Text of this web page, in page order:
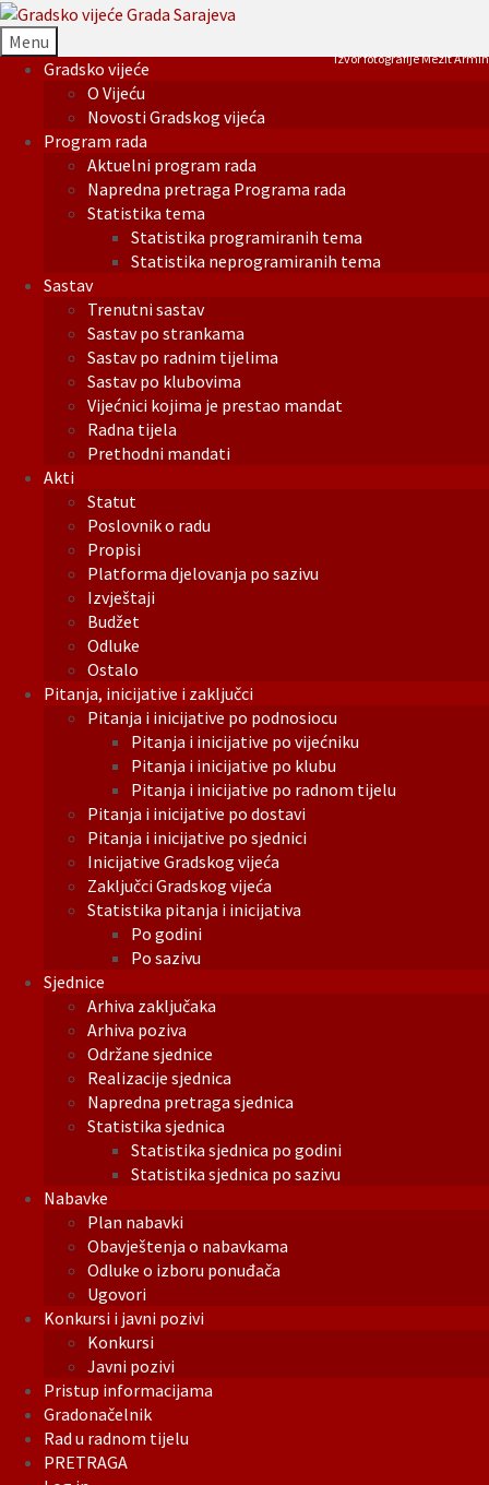
Menu
Gradsko vijeće
O Vijeću
Novosti Gradskog vijeća
Program rada
Aktuelni program rada
Napredna pretraga Programa rada
Statistika tema
Statistika programiranih tema
Statistika neprogramiranih tema
Sastav
Trenutni sastav
Sastav po strankama
Sastav po radnim tijelima
Sastav po klubovima
Vijećnici kojima je prestao mandat
Radna tijela
Prethodni mandati
Akti
Statut
Poslovnik o radu
Propisi
Platforma djelovanja po sazivu
Izvještaji
Budžet
Odluke
Ostalo
Pitanja, inicijative i zaključci
Pitanja i inicijative po podnosiocu
Pitanja i inicijative po vijećniku
Pitanja i inicijative po klubu
Pitanja i inicijative po radnom tijelu
Pitanja i inicijative po dostavi
Pitanja i inicijative po sjednici
Inicijative Gradskog vijeća
Zaključci Gradskog vijeća
Statistika pitanja i inicijativa
Po godini
Po sazivu
Sjednice
Arhiva zaključaka
Arhiva poziva
Održane sjednice
Realizacije sjednica
Napredna pretraga sjednica
Statistika sjednica
Statistika sjednica po godini
Statistika sjednica po sazivu
Nabavke
Plan nabavki
Obavještenja o nabavkama
Odluke o izboru ponuđača
Ugovori
Konkursi i javni pozivi
Konkursi
Javni pozivi
Pristup informacijama
Gradonačelnik
Rad u radnom tijelu
PRETRAGA
Izvor fotografije Mezit Armin